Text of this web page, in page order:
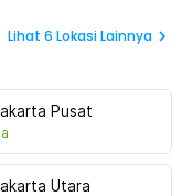
Lihat 6 Lokasi Lainnya
Pusat
Utara